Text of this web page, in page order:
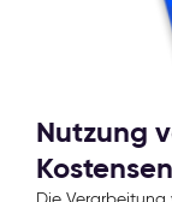
Nutzung